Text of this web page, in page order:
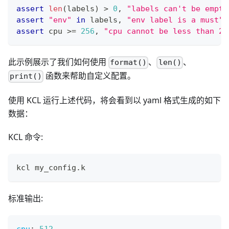
assert
len (labels) > 0 ,
"labels can't be
assert
"env" in labels ,
"env label is a must"
assert cpu >= 256 , "cpu cannot be less than
此示例展示了我们如何使用 format() 、 len() 、
print() 函数来帮助自定义配置。
使用 KCL 运行上述代码，将会看到以 yaml 格式生成的如下
数据：
KCL 命令:
kcl my_config.k
标准输出: